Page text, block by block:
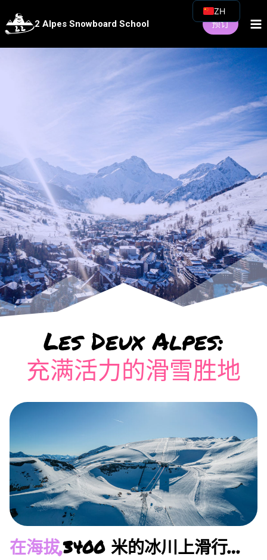
至
内
2 Alpes Snowboard School 预订
Les Deux Alpes:
充满活力的滑雪胜地
在海拔,3400 米的冰川上滑行…
ZH
FR
EN
IT
DE
NL
RU